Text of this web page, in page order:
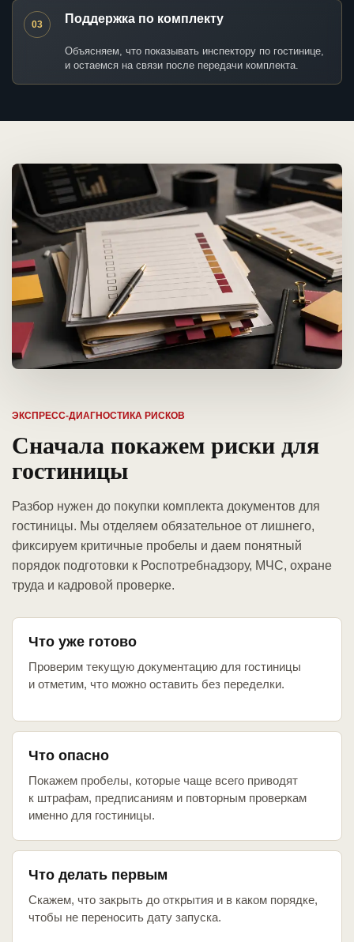
03 Поддержка по комплекту
Объясняем, что показывать инспектору по гостинице,
и остаемся на связи после передачи комплекта.
ЭКСПРЕСС-ДИАГНОСТИКА РИСКОВ
Сначала покажем риски для
гостиницы
Разбор нужен до покупки комплекта документов для
гостиницы. Мы отделяем обязательное от лишнего,
фиксируем критичные пробелы и даем понятный
порядок подготовки к Роспотребнадзору, МЧС, охране
труда и кадровой проверке.
Что уже готово
Проверим текущую документацию для гостиницы
и отметим, что можно оставить без переделки.
Что опасно
Покажем пробелы, которые чаще всего приводят
к штрафам, предписаниям и повторным проверкам
именно для гостиницы.
Что делать первым
Скажем, что закрыть до открытия и в каком порядке,
чтобы не переносить дату запуска.